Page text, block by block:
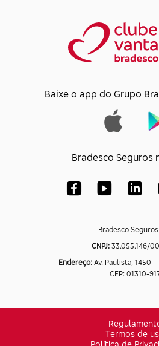
Baixe o app do Grupo
Bradesco Seguros
Bradesco
CNPJ:33.055.146/
Endereço: Av. Paulista, 1450
CEP: 01310-
Termos de